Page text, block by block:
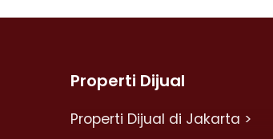
Properti Dijual
Properti Dijual di Jakarta >